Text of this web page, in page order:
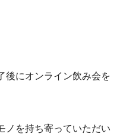
後にオンライン飲み会を
ノを持ち寄っていただい